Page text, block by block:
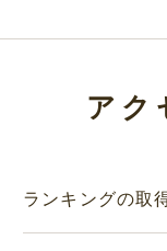
アク
ランキングの取